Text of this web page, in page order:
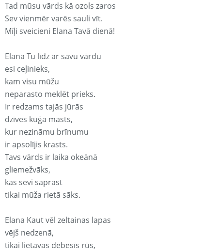
Tad mūsu vārds kā ozols zaros
Sev vienmēr varēs sauli vīt.
Mīļi sveicieni Elana Tavā dienā!
Elana Tu līdz ar savu vārdu
esi ceļinieks,
kam visu mūžu
neparasto meklēt prieks.
Ir redzams tajās jūrās
dzīves kuģa masts,
kur nezināmu brīnumu
ir apsolījis krasts.
Tavs vārds ir laika okeānā
gliemežvāks,
kas sevi saprast
tikai mūža rietā sāks.
Elana Kaut vēl zeltainas lapas
vējš nedzenā,
tikai lietavas debesīs rūs,